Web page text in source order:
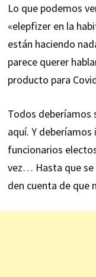
Lo que podemos
«elepfizer en la
están haciendo
parece querer
producto para
Todos deberíamos
aquí. Y
funcionarios
vez… Hasta que se
den cuenta de que